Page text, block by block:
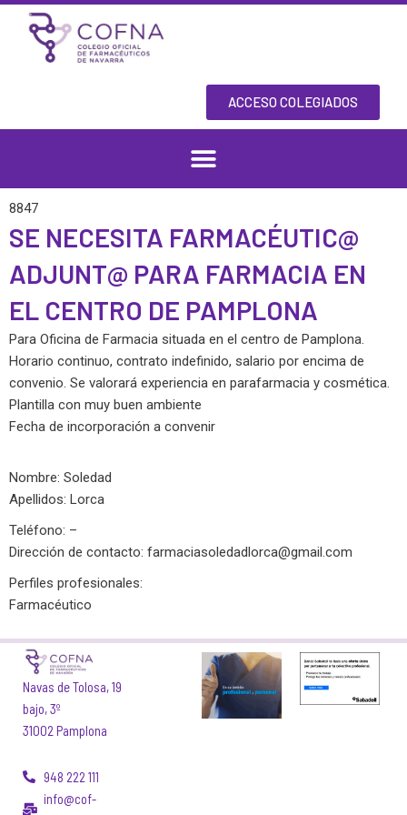
Skip
content
ACCESO COLEGIADOS
8847
SE NECESITA FARMACÉUTIC@
ADJUNT@ PARA FARMACIA EN
EL CENTRO DE PAMPLONA
Para Oficina de Farmacia situada en el centro de Pamplona.
Horario continuo, contrato indefinido, salario por encima de
convenio. Se valorará experiencia en parafarmacia y cosmética.
Plantilla con muy buen ambiente
Fecha de incorporación a convenir
Nombre: Soledad
Apellidos: Lorca
Teléfono: –
Dirección de contacto: farmaciasoledadlorca@gmail.com
Perfiles profesionales:
Farmacéutico
Navas de Tolosa, 19
bajo, 3º
31002 Pamplona
948 222 111
info@cof-